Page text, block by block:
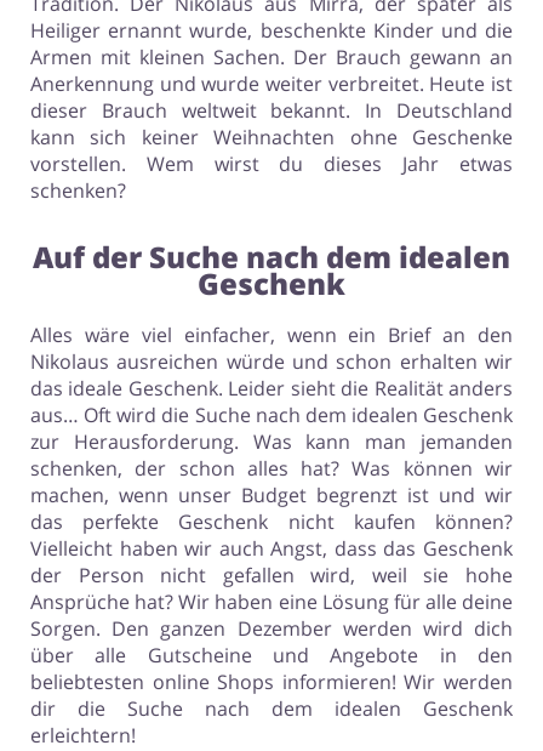
Heiliger ernannt wurde, beschenkte Kinder und die
Armen mit kleinen Sachen. Der Brauch gewann an
Anerkennung und wurde weiter verbreitet. Heute ist
dieser Brauch weltweit bekannt. In Deutschland
kann sich keiner Weihnachten ohne Geschenke
vorstellen. Wem wirst du dieses Jahr etwas
schenken?
Auf der Suche nach dem idealen
Geschenk
Alles wäre viel einfacher, wenn ein Brief an den
Nikolaus ausreichen würde und schon erhalten wir
das ideale Geschenk. Leider sieht die Realität anders
aus… Oft wird die Suche nach dem idealen Geschenk
zur Herausforderung. Was kann man jemanden
schenken, der schon alles hat? Was können wir
machen, wenn unser Budget begrenzt ist und wir
das perfekte Geschenk nicht kaufen können?
Vielleicht haben wir auch Angst, dass das Geschenk
der Person nicht gefallen wird, weil sie hohe
Ansprüche hat? Wir haben eine Lösung für alle deine
Sorgen. Den ganzen Dezember werden wird dich
über alle Gutscheine und Angebote in den
beliebtesten online Shops informieren! Wir werden
dir die Suche nach dem idealen Geschenk
erleichtern!